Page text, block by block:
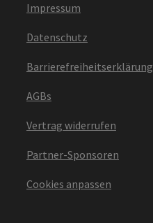
Impressum
Datenschutz
Barrierefreiheitserklärung
AGBs
Vertrag widerrufen
Partner-Sponsoren
Cookies anpassen